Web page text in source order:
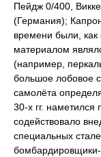
Пейдж 0/400,
(Германия);
времени были, как
материалом
(например,
большое лобовое
самолёта
30-х гг. наметился
содействовало
специальных